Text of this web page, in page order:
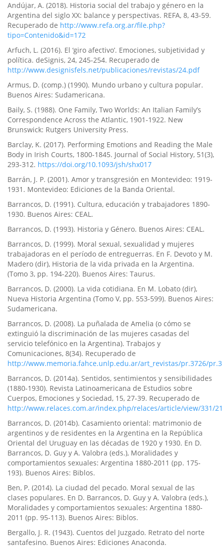
Andújar, A. (2018). Historia social del trabajo y género en la
Argentina del siglo XX: balance y perspectivas. REFA, 8, 43-59.
Recuperado de http://www.refa.org.ar/file.php?
tipo=Contenido&id=172
Arfuch, L. (2016). El ‘giro afectivo’. Emociones, subjetividad y
polí­tica. deSignis, 24, 245-254. Recuperado de
http://www.designisfels.net/publicaciones/revistas/24.pdf
Armus, D. (comp.) (1990). Mundo urbano y cultura popular.
Buenos Aires: Sudamericana.
Baily, S. (1988). One Family, Two Worlds: An Italian Family’s
Correspondence Across the Atlantic, 1901-1922. New
Brunswick: Rutgers University Press.
Barclay, K. (2017). Performing Emotions and Reading the Male
Body in Irish Courts, 1800-1845. Journal of Social History, 51(3),
293-312. https://doi.org/10.1093/jsh/shx017
Barrán, J. P. (2001). Amor y transgresión en Montevideo: 1919-
1931. Montevideo: Ediciones de la Banda Oriental.
Barrancos, D. (1991). Cultura, educación y trabajadores 1890-
1930. Buenos Aires: CEAL.
Barrancos, D. (1993). Historia y Género. Buenos Aires: CEAL.
Barrancos, D. (1999). Moral sexual, sexualidad y mujeres
trabajadoras en el perí­odo de entreguerras. En F. Devoto y M.
Madero (dir), Historia de la vida privada en la Argentina.
(Tomo 3, pp. 194-220). Buenos Aires: Taurus.
Barrancos, D. (2000). La vida cotidiana. En M. Lobato (dir),
Nueva Historia Argentina (Tomo V, pp. 553-599). Buenos Aires:
Sudamericana.
Barrancos, D. (2008). La puñalada de Amelia (o cómo se
extinguió la discriminación de las mujeres casadas del
servicio telefónico en la Argentina). Trabajos y
Comunicaciones, 8(34). Recuperado de
http://www.memoria.fahce.unlp.edu.ar/art_revistas/pr.3726/
Barrancos, D. (2014a). Sentidos, sentimientos y sensibilidades
(1880-1930). Revista Latinoamericana de Estudios sobre
Cuerpos, Emociones y Sociedad, 15, 27-39. Recuperado de
http://www.relaces.com.ar/index.php/relaces/article/view/331/
Barrancos, D. (2014b). Casamiento oriental: matrimonio de
argentinos y de residentes en la Argentina en la República
Oriental del Uruguay en las décadas de 1920 y 1930. En D.
Barrancos, D. Guy y A. Valobra (eds.), Moralidades y
comportamientos sexuales: Argentina 1880-2011 (pp. 175-
193). Buenos Aires: Biblos.
Ben, P. (2014). La ciudad del pecado. Moral sexual de las
clases populares. En D. Barrancos, D. Guy y A. Valobra (eds.),
Moralidades y comportamientos sexuales: Argentina 1880-
2011 (pp. 95-113). Buenos Aires: Biblos.
Bergallo, J. R. (1943). Cuentos del Juzgado. Retrato del norte
santafesino. Buenos Aires: Ediciones Anaconda.